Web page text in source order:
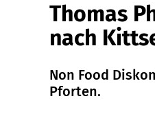
Thomas
nach
Non Food
Pforten.